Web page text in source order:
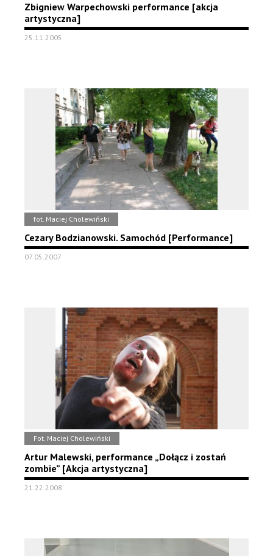
Zbigniew Warpechowski performance [akcja
artystyczna]
25.11.2005
fot. Maciej Cholewiński
Cezary Bodzianowski. Samochód [Performance]
07.05.2007
Fot. Maciej Cholewiński
Artur Malewski, performance „Dołącz i zostań
zombie” [Akcja artystyczna]
21.22.2008